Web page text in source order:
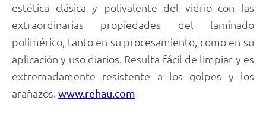
estética clásica y polivalente del vidrio con las
extraordinarias propiedades del laminado
polimérico, tanto en su procesamiento, como en su
aplicación y uso diarios. Resulta fácil de limpiar y es
extremadamente resistente a los golpes y los
arañazos. www.rehau.com